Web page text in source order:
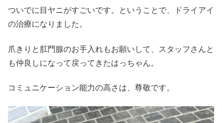
ついでに目ヤニがすごいです。ということで、ドライアイ
の治療になりました。
爪きりと肛門腺のお手入れもお願いして、スタッフさんと
も仲良しになって戻ってきたはっちゃん。
コミュニケーション能力の高さは、尊敬です。